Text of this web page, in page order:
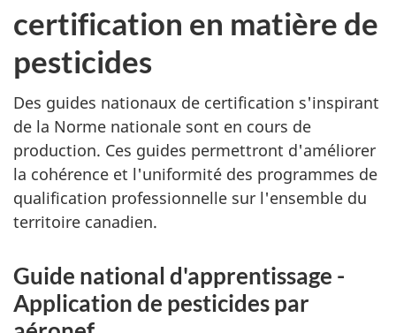
certification en matière de
pesticides
Des guides nationaux de certification s'inspirant
de la Norme nationale sont en cours de
production. Ces guides permettront d'améliorer
la cohérence et l'uniformité des programmes de
qualification professionnelle sur l'ensemble du
territoire canadien.
Guide national d'apprentissage -
Application de pesticides par